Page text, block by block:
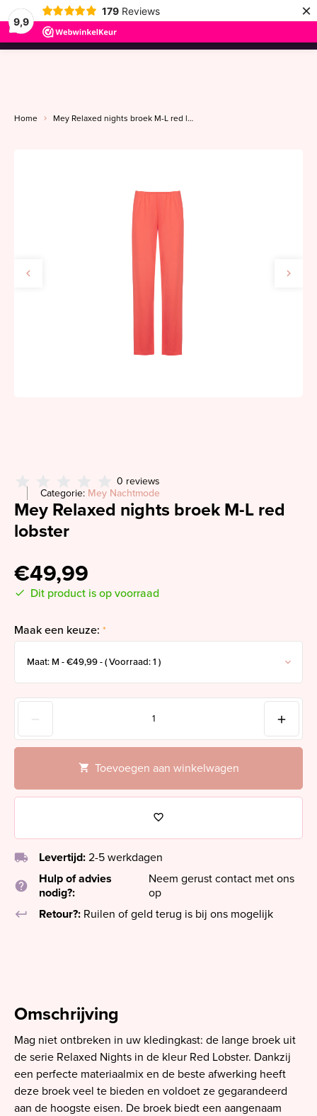
9,9
179 Reviews ×
menu
Home Mey Relaxed nights broek M-L red lobster
0 reviews
Categorie: Mey Nachtmode
Mey Relaxed nights broek M-L red
lobster
€49,99
Dit product is op voorraad
Maak een keuze: *
Toevoegen aan winkelwagen
local_shipping Levertijd: 2-5 werkdagen
help
Hulp of advies
nodig?:
Neem gerust contact met ons
op
keyboard_return
Retour?: Ruilen of geld terug is bij ons mogelijk
Omschrijving
Mag niet ontbreken in uw kledingkast: de lange broek uit
de serie Relaxed Nights in de kleur Red Lobster. Dankzij
een perfecte materiaalmix en de beste afwerking heeft
deze broek veel te bieden en voldoet ze gegarandeerd
aan de hoogste eisen. De broek biedt een aangenaam